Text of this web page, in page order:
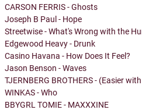
CARSON FERRIS - Ghosts
Joseph B Paul - Hope
Streetwise - What's Wrong with the
Edgewood Heavy - Drunk
Casino Havana - How Does It Feel?
Jason Benson - Waves
TJERNBERG BROTHERS - (Easier
WINKAS - Who
BBYGRL TOMIE - MAXXXINE